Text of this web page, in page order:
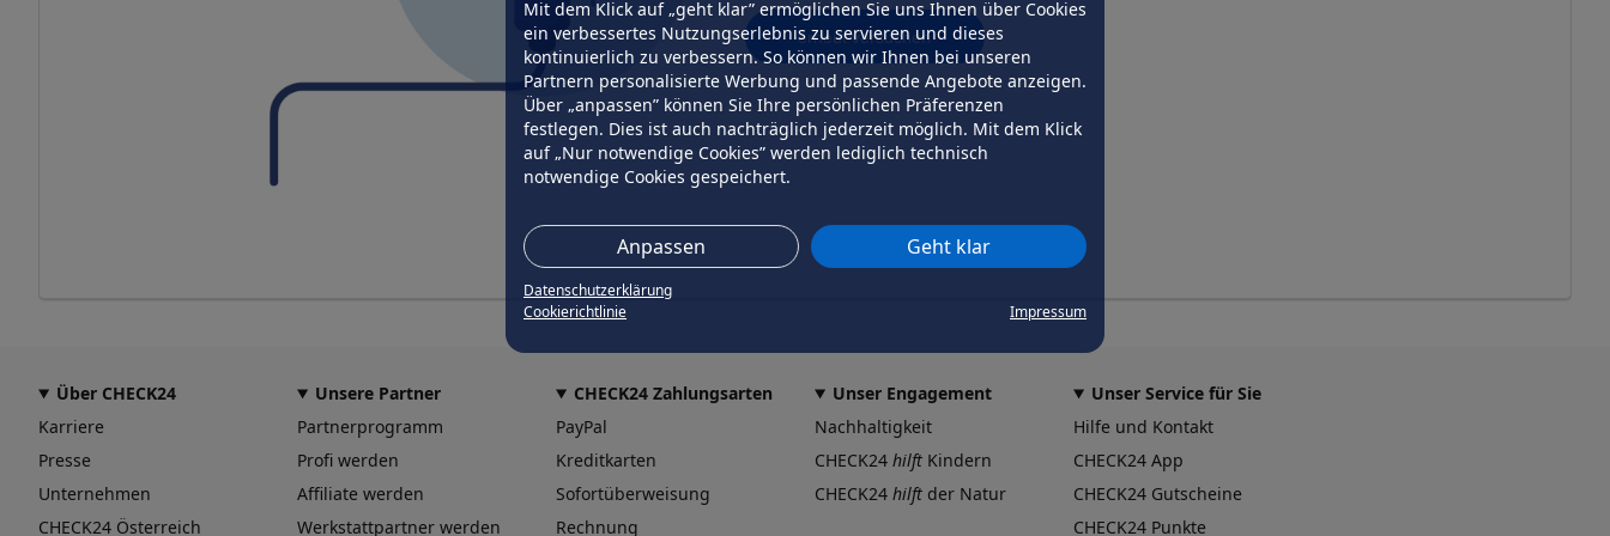
Mit dem Klick auf „geht klar” ermöglichen Sie uns Ihnen über Cookies
ein verbessertes Nutzungserlebnis zu servieren und dieses
kontinuierlich zu verbessern. So können wir Ihnen bei unseren
Partnern personalisierte Werbung und passende Angebote anzeigen.
Über „anpassen” können Sie Ihre persönlichen Präferenzen
festlegen. Dies ist auch nachträglich jederzeit möglich. Mit dem Klick
auf „Nur notwendige Cookies” werden lediglich technisch
notwendige Cookies gespeichert.
Anpassen Geht klar
Datenschutzerklärung
Cookierichtlinie
Impressum
erneut versuchen
Über CHECK24
Karriere
Presse
Unternehmen
CHECK24 Österreich
Unsere Partner
Partnerprogramm
Profi werden
Affiliate werden
Werkstattpartner werden
CHECK24 Zahlungsarten
PayPal
Kreditkarten
Sofortüberweisung
Rechnung
Unser Engagement
Nachhaltigkeit
CHECK24 hilft Kindern
CHECK24 hilft der Natur
Unser Service für Sie
Hilfe und Kontakt
CHECK24 App
CHECK24 Gutscheine
CHECK24 Punkte